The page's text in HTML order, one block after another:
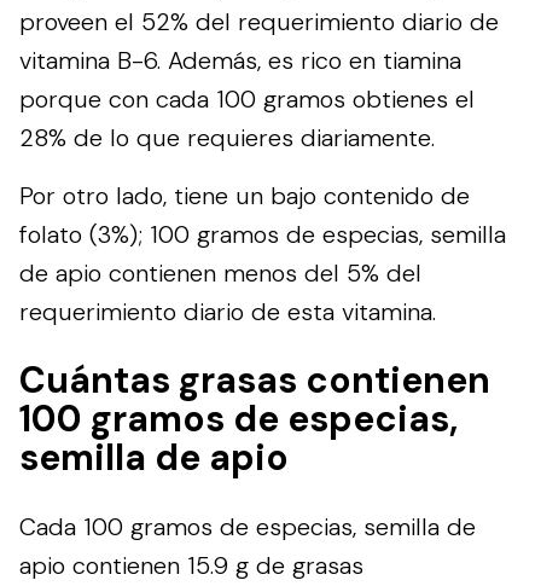
proveen el 52% del requerimiento diario de
vitamina B-6. Además, es rico en tiamina
porque con cada 100 gramos obtienes el
28% de lo que requieres diariamente.
Por otro lado, tiene un bajo contenido de
folato (3%); 100 gramos de especias, semilla
de apio contienen menos del 5% del
requerimiento diario de esta vitamina.
Cuántas grasas contienen
100 gramos de especias,
semilla de apio
Cada 100 gramos de especias, semilla de
apio contienen 15.9 g de grasas